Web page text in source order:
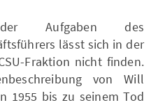
Aufgaben des
lässt sich in der
Fraktion nicht finden.
von Will
1955 bis zu seinem Tod